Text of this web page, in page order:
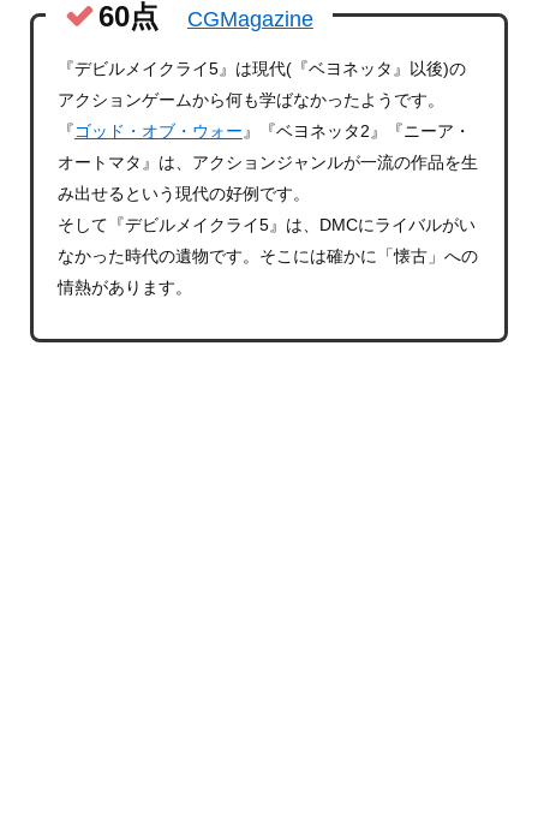
60点 CGMagazine
『デビルメイクライ5』は現代(『ベヨネッタ』以後)の
アクションゲームから何も学ばなかったようです。
『ゴッド・オブ・ウォー 』『ベヨネッタ2』『ニーア・
オートマタ』は、アクションジャンルが一流の作品を生
み出せるという現代の好例です。
そして『デビルメイクライ5』は、DMCにライバルがい
なかった時代の遺物です。そこには確かに「懐古」への
情熱があります。